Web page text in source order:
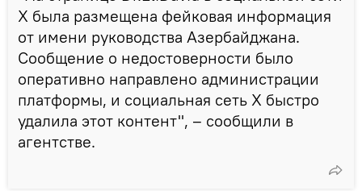
X была размещена фейковая информация
от имени руководства Азербайджана.
Сообщение о недостоверности было
оперативно направлено администрации
платформы, и социальная сеть X быстро
удалила этот контент", – сообщили в
агентстве.